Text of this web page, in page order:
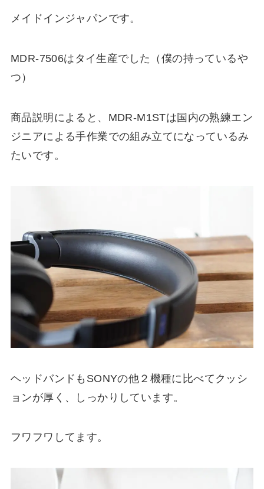
メイドインジャパンです。
MDR-7506はタイ生産でした（僕の持っているや
つ）
商品説明によると、MDR-M1STは国内の熟練エン
ジニアによる手作業での組み立てになっているみ
たいです。
ヘッドバンドもSONYの他２機種に比べてクッシ
ョンが厚く、しっかりしています。
フワフワしてます。